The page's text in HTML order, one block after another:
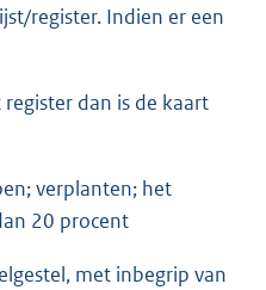
register. Indien er een
dan is de kaart
verplanten; het
20 procent
met inbegrip van